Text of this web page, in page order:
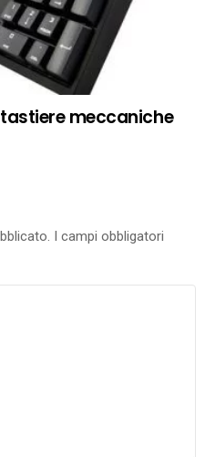
meccaniche
I campi obbligatori